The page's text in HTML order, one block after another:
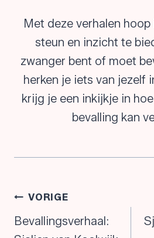
Met deze verhalen
steun en inzicht te
zwanger bent of moet
herken je iets van jezelf
krijg je een inkijkje in
bevalling kan
Bericht
navigatie
VORIGE
Bevallingsverhaal: